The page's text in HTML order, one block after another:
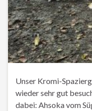
Unser Kromi-
wieder sehr gut
dabei: Ahsoka vom